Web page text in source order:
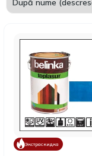
Экстраскидка